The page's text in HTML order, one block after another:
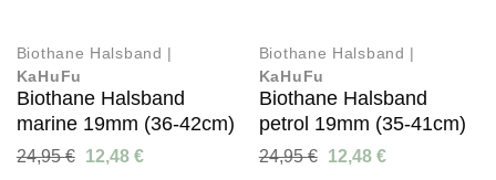
Biothane Halsband |
KaHuFu
Biothane Halsband
marine 19mm (36-42cm)
24,95€
Ursprünglicher
12,48 €Aktueller
Biothane Halsband |
KaHuFu
Biothane Halsband
petrol 19mm (35-41cm)
24,95€
Ursprünglicher
12,48 €Aktueller